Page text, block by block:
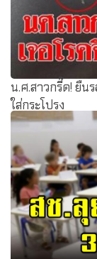
น.ศ.สาวกรี๊ด! ยืน
ใส่กระโปรง